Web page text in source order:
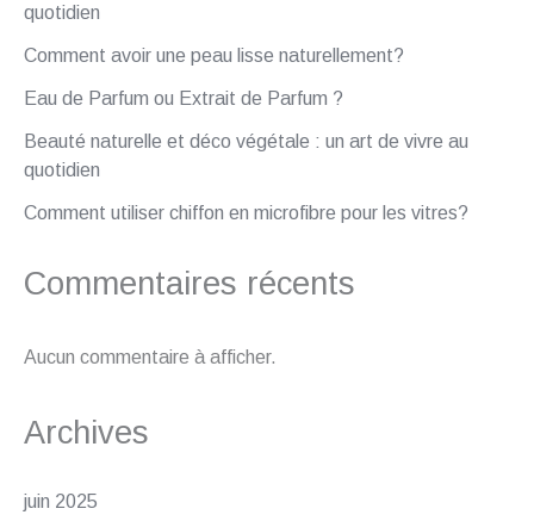
quotidien
Comment avoir une peau lisse naturellement?
Eau de Parfum ou Extrait de Parfum ?
Beauté naturelle et déco végétale : un art de vivre au
quotidien
Comment utiliser chiffon en microfibre pour les vitres?
Commentaires récents
Aucun commentaire à afficher.
Archives
juin 2025